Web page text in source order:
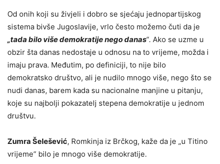
Od onih koji su živjeli i dobro se sjećaju jednopartijskog
sistema bivše Jugoslavije, vrlo često možemo čuti da je
„tada bilo više demokratije nego danas“. Ako se uzme u
obzir šta danas nedostaje u odnosu na to vrijeme, možda i
imaju prava. Međutim, po definiciji, to nije bilo
demokratsko društvo, ali je nudilo mnogo više, nego što se
nudi danas, barem kada su nacionalne manjine u pitanju,
koje su najbolji pokazatelj stepena demokratije u jednom
društvu.
Zumra Šelešević, Romkinja iz Brčkog, kaže da je „u Titino
vrijeme“ bilo je mnogo više demokratije.